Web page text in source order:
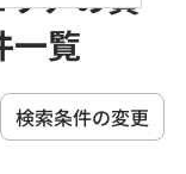
一覧
検索条件の変更